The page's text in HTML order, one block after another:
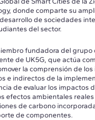
donde comparte su
de sociedades
del sector.
fundadora del grupo
de UK5G, que actúa
la comprensión de
e indirectos de la
de evaluar los impactos
efectos ambientales reales
de carbono
de componentes.